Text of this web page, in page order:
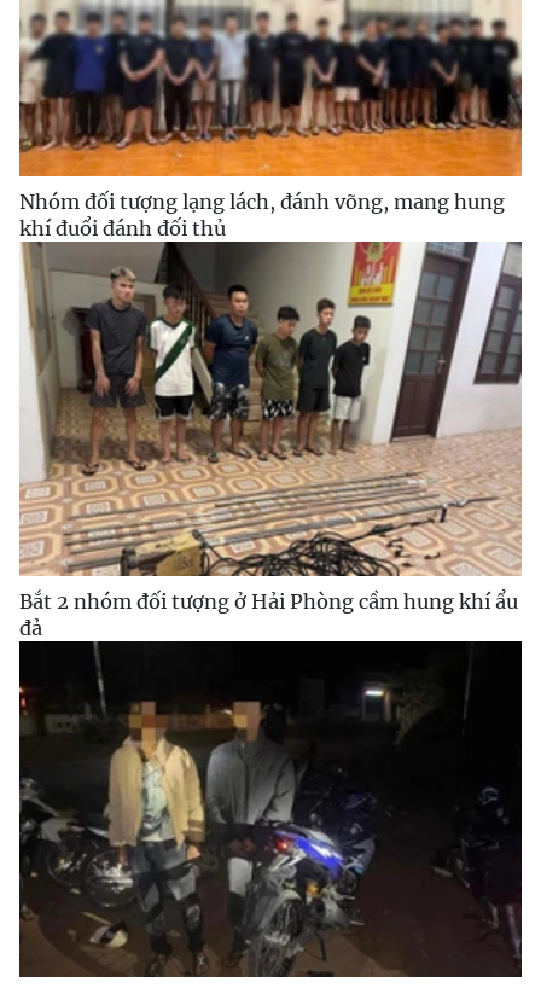
Nhóm đối tượng lạng lách, đánh võng, mang hung
khí đuổi đánh đối thủ
Bắt 2 nhóm đối tượng ở Hải Phòng cầm hung khí ẩu
đả